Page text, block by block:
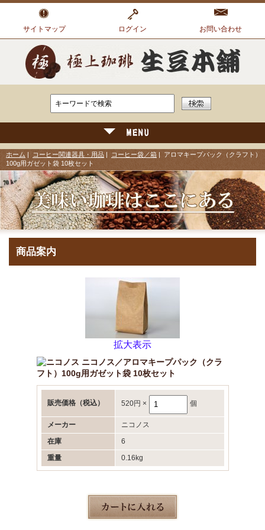
サイトマップ ログイン お問い合わせ
ホーム コーヒー関連器具・用品 コーヒー袋／箱 | アロマキープパック（クラフト）
100g用ガゼット袋 10枚セット
商品案内
拡大表示
ニコノス／アロマキープパック（クラ
フト）100g用ガゼット袋 10枚セット
販売価格（税込） 520円 × 個
メーカー
ニコノス
在庫
6
重量
0.16kg